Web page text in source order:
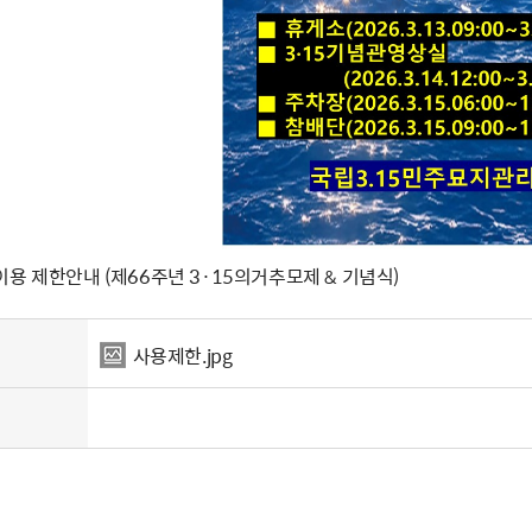
용 제한안내 (제66주년 3·15의거추모제 & 기념식)
사용제한.jpg